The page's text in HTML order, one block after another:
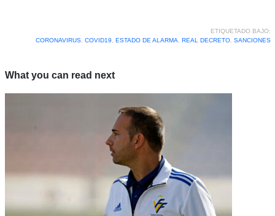
ETIQUETADO BAJO:
CORONAVIRUS, COVID19, ESTADO DE ALARMA, REAL DECRETO, SANCIONES
What you can read next